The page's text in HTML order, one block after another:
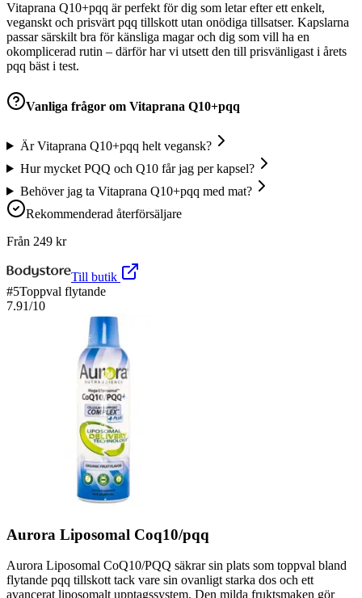
Vitaprana Q10+pqq är perfekt för dig som letar efter ett enkelt,
veganskt och prisvärt pqq tillskott utan onödiga tillsatser. Kapslarna
passar särskilt bra för känsliga magar och dig som vill ha en
okomplicerad rutin – därför har vi utsett den till prisvänligast i årets
pqq bäst i test.
Vanliga frågor om Vitaprana Q10+pqq
Är Vitaprana Q10+pqq helt vegansk?
Hur mycket PQQ och Q10 får jag per kapsel?
Behöver jag ta Vitaprana Q10+pqq med mat?
Rekommenderad återförsäljare
Från 249 kr
Till butik
#5Toppval flytande
7.91/10
Aurora Liposomal Coq10/pqq
Aurora Liposomal CoQ10/PQQ säkrar sin plats som toppval bland
flytande pqq tillskott tack vare sin ovanligt starka dos och ett
avancerat liposomalt upptagssystem. Den milda fruktsmaken gör